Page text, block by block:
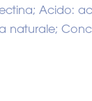
Acido:
naturale;